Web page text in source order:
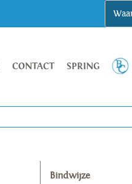
CONTACT SPRING
Bindwijze